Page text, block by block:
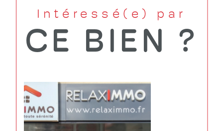
Intéressé(e) par
CE BIEN ?